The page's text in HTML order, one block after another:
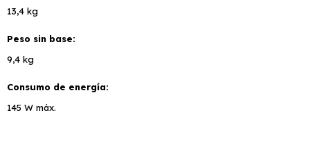
13,4 kg
Peso sin base
9,4 kg
Consumo de energía
145 W máx.